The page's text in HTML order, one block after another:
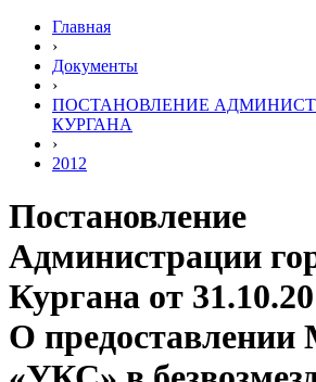
Главная
›
Документы
›
ПОСТАНОВЛЕНИЕ
КУРГАНА
›
2012
Постановление
Администрации
Кургана от
О